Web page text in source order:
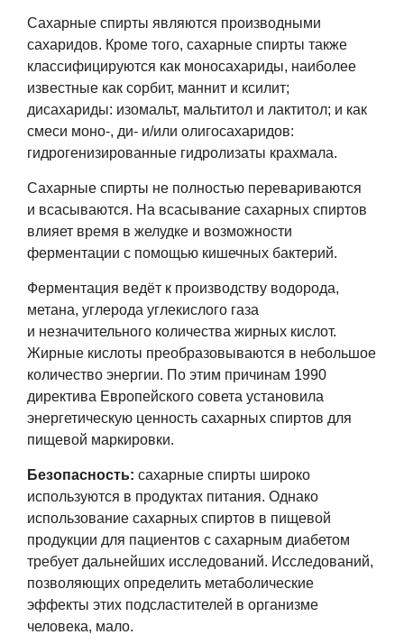
Сахарные спирты являются производными
сахаридов. Кроме того, сахарные спирты также
классифицируются как моносахариды, наиболее
известные как сорбит, маннит и ксилит;
дисахариды: изомальт, мальтитол и лактитол; и как
смеси моно-, ди- и/или олигосахаридов:
гидрогенизированные гидролизаты крахмала.
Сахарные спирты не полностью перевариваются
и всасываются. На всасывание сахарных спиртов
влияет время в желудке и возможности
ферментации с помощью кишечных бактерий.
Ферментация ведёт к производству водорода,
метана, углерода углекислого газа
и незначительного количества жирных кислот.
Жирные кислоты преобразовываются в небольшое
количество энергии. По этим причинам 1990
директива Европейского совета установила
энергетическую ценность сахарных спиртов для
пищевой маркировки.
Безопасность: сахарные спирты широко
используются в продуктах питания. Однако
использование сахарных спиртов в пищевой
продукции для пациентов с сахарным диабетом
требует дальнейших исследований. Исследований,
позволяющих определить метаболические
эффекты этих подсластителей в организме
человека, мало.